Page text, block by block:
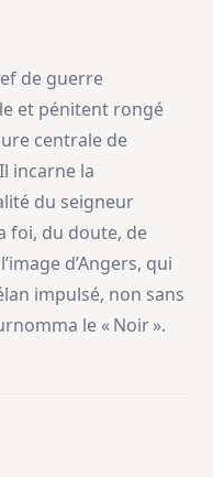
de guerre
et pénitent rongé
centrale de
incarne la
du seigneur
foi, du doute, de
d’Angers, qui
impulsé, non sans
le « Noir ».